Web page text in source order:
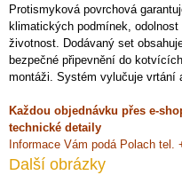
Protismyková povrchová
klimatických podmínek,
životnost. Dodávaný set
bezpečné připevnění do
montáži. Systém vylučuje vrtání
Každou objednávku přes e-
technické detaily
Informace Vám podá Polach tel.
Další obrázky